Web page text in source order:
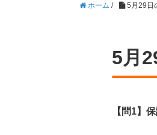
ホーム / 5月29日
5月
【問1】